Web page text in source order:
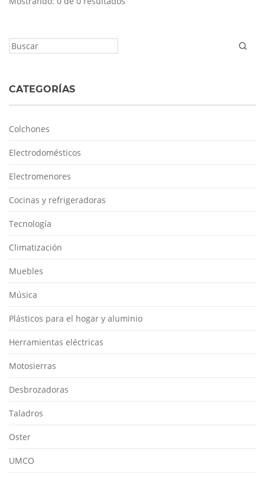
CATEGORÍAS
Colchones
Electrodomésticos
Electromenores
Cocinas y refrigeradoras
Tecnología
Climatización
Muebles
Música
Plásticos para el hogar y aluminio
Herramientas eléctricas
Motosierras
Desbrozadoras
Taladros
Oster
UMCO